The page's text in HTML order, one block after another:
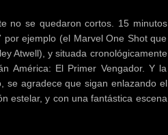
no se quedaron cortos. 15 minutos
ejemplo (el Marvel One Shot que
Atwell), y situada cronológicamente
América: El Primer Vengador. Y la
se agradece que sigan enlazando el
estelar, y con una fantástica escena